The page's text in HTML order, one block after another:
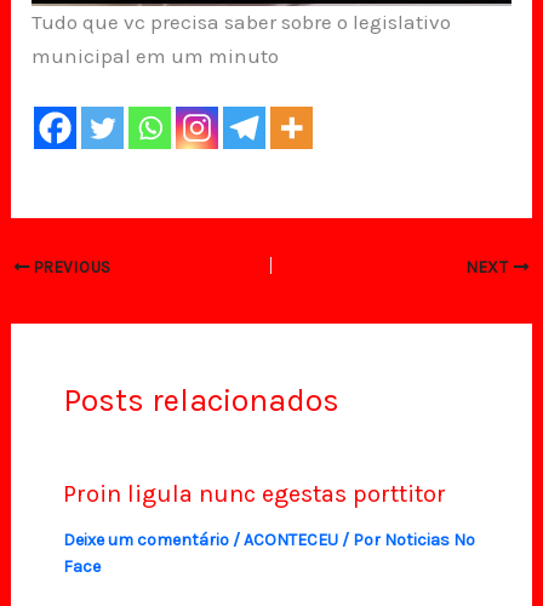
Tudo que vc precisa saber sobre o legislativo
municipal em um minuto
PREVIOUS NEXT
Posts relacionados
Proin ligula nunc egestas porttitor
Deixe um comentário /ACONTECEU/ Por Noticias No
Face